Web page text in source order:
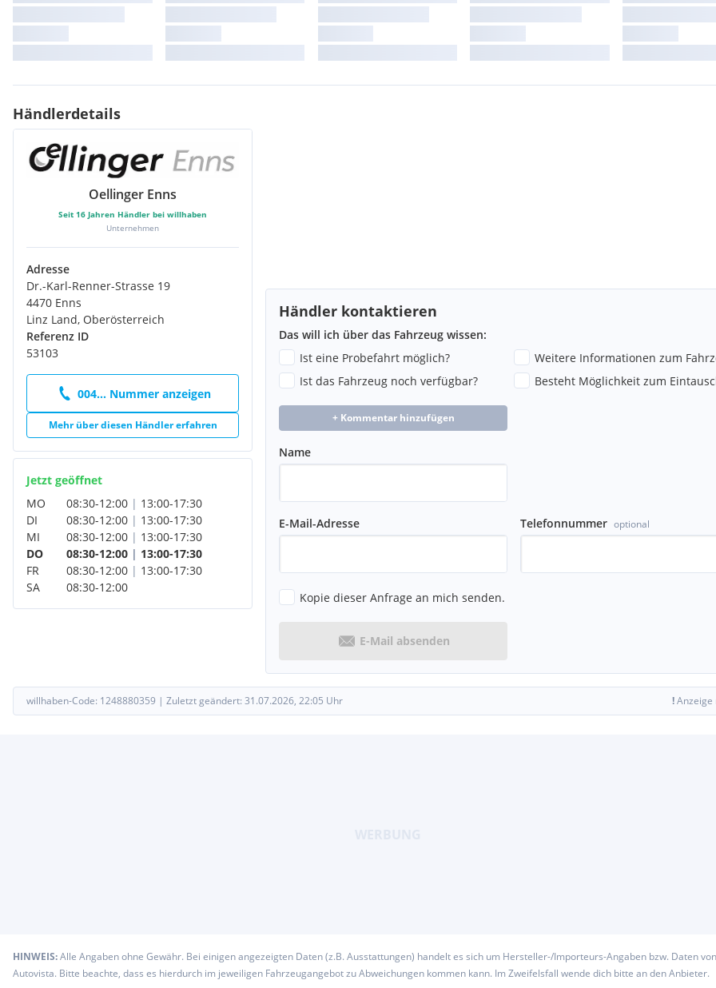
Händlerdetails
Oellinger Enns
Seit 16 Jahren Händler bei willhaben
Unternehmen
Adresse
Dr.-Karl-Renner-Strasse 19
4470 Enns
Linz Land, Oberösterreich
Referenz ID
53103
004... Nummer anzeigen
Mehr über diesen Händler erfahren
Jetzt geöffnet
MO
08:30-12:00 | 13:00-17:30
DI
08:30-12:00 | 13:00-17:30
MI
08:30-12:00 | 13:00-17:30
DO
08:30-12:00 | 13:00-17:30
FR
08:30-12:00 | 13:00-17:30
SA
08:30-12:00
Händler kontaktieren
Das will ich über das Fahrzeug wissen:
Ist eine Probefahrt möglich?
Weitere Informationen zum
Ist das Fahrzeug noch verfügbar?
Besteht Möglichkeit zum
+ Kommentar hinzufügen
Name
E-Mail-Adresse Telefonnummer optional
Kopie dieser Anfrage an mich senden.
E-Mail absenden
willhaben-Code: 1248880359 | Zuletzt geändert: 31.07.2026, 22:05 Uhr !Anzeige
HINWEIS:Alle Angaben ohne Gewähr. Bei einigen angezeigten Daten (z.B. Ausstattungen) handelt es sich um Hersteller-/Importeurs-Angaben bzw. Daten von
Autovista. Bitte beachte, dass es hierdurch im jeweiligen Fahrzeugangebot zu Abweichungen kommen kann. Im Zweifelsfall wende dich bitte an den Anbieter.